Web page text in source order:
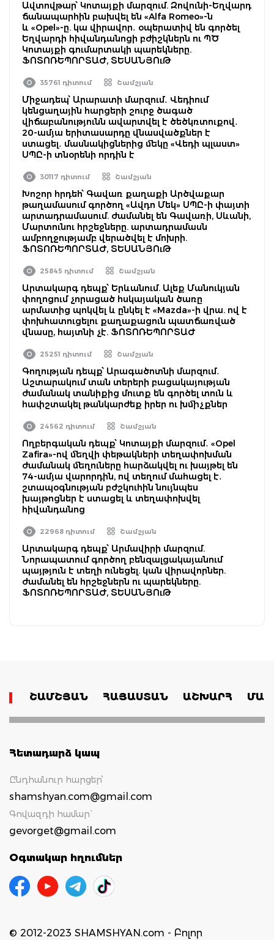
Ավտովթար՝ Կոտայքի մարզում. Զովունի-Եղվարդ
ճանապարհին բախվել են «Alfa Romeo»-ն
և «Opel»-ը. կա վիրավոր․ օպերատիվ են գործել
Եղվարդի հիվանդանոցի բժիշկներն ու ՊԾ
Կոտայքի գումարտակի պարեկները.
ՖՈՏՈՌԵՊՈՐՏԱԺ, ՏԵՍԱՆՅՈւԹ
35761 դիտում Շամշյան
Միջադեպ՝ Արարատի մարզում․ Վեդիում
կենցաղային հարցերի շուրջ ծագած
վիճաբանությունն ավարտվել է ծեծկռտուքով․
20-ամյա երիտասարդը վնասվածքներ է
ստացել․ մասնակիցներից մեկը «Վեդի պլաստ»
ՍՊԸ-ի տնօրենի որդին է
30117 դիտում Շամշյան
Խոշոր հրդեհ՝ Գավառ քաղաքի Արծվաքար
թաղամասում գործող «Ավդո Մեկ» ՍՊԸ-ի փայտի
արտադրամասում. ժամանել են Գավառի, Սևանի,
Մարտունու հրշեջները. արտադրամասն
ամբողջությամբ վերածվել է մոխրի.
ՖՈՏՈՌԵՊՈՐՏԱԺ, ՏԵՍԱՆՅՈւԹ
25845 դիտում Շամշյան
Արտակարգ դեպք՝ Երևանում. Ալեք Մանուկյան
փողոցում չորացած հսկայական ծառը
արմատից պոկվել և ընկել է «Mazda»-ի վրա. ով է
փոխհատուցելու քաղաքացուն պատճառված
վնասը, հայտնի չէ. ՖՈՏՈՌԵՊՈՐՏԱԺ
25251 դիտում Շամշյան
Գողության դեպք՝ Արագածոտնի մարզում․
Աշտարակում տան տերերի բացակայության
ժամանակ տանիքից մուտք են գործել տուն և
հափշտակել թանկարժեք իրեր ու խմիչքներ
24562 դիտում Շամշյան
Ողբերգական դեպք՝ Կոտայքի մարզում․ «Opel
Zafira»-ով մեղվի փեթակների տեղափոխման
ժամանակ մեղուները հարձակվել ու խայթել են
74-ամյա վարորդին, ով տեղում մահացել է․
շտապօգնության բժշկուհին նույնպես
խայթոցներ է ստացել և տեղափոխվել
հիվանդանոց
22968 դիտում Շամշյան
Արտակարգ դեպք՝ Արմավիրի մարզում.
Նորապատում գործող բենզալցակայանում
պայթյուն է տեղի ունեցել. կան վիրավորներ.
ժամանել են հրշեջներն ու պարեկները.
ՖՈՏՈՌԵՊՈՐՏԱԺ, ՏԵՍԱՆՅՈւԹ
ՇԱՄՇՅԱՆ ՀԱՅԱՍՏԱՆ ԱՇԽԱՐՀ
Հետադարձ կապ
Ընդհանուր հարցեր՝
shamshyan.com@gmail.com
Գովազդի համար`
gevorget@gmail.com
Օգտակար հղումներ
© 2012-2023 SHAMSHYAN.com - Բոլոր